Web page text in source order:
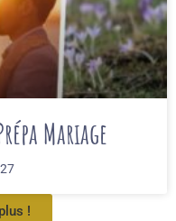
Mariage
!